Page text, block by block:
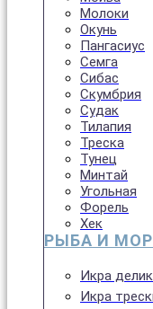
Молоки
Окунь
Пангасиус
Семга
Сибас
Скумбрия
Судак
Тилапия
Треска
Тунец
Минтай
Угольная
Форель
Хек
РЫБА И
Икра
Икра